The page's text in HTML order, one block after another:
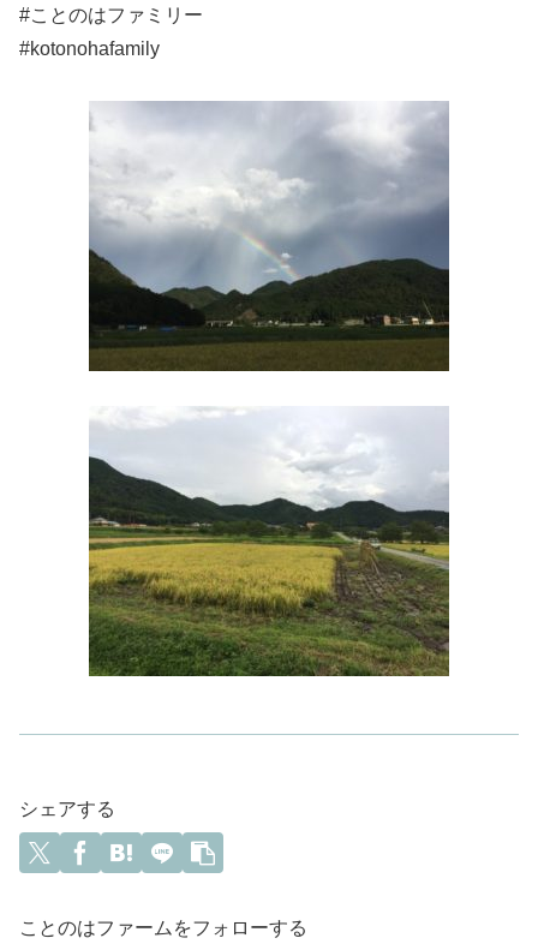
#ことのはファミリー
#kotonohafamily
シェアする
ことのはファームをフォローする